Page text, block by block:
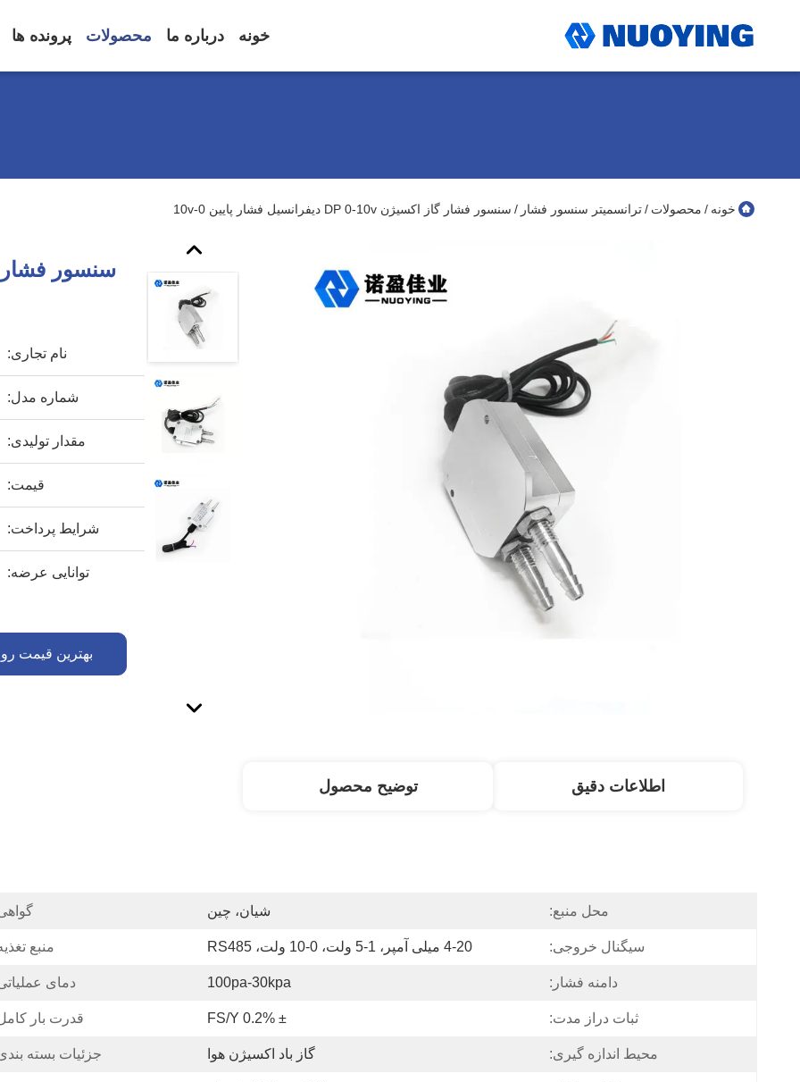
خونه درباره ما محصولات پرونده ها
خونه / محصولات /ترانسمیتر سنسور فشار / سنسور فشار گاز اکسیژن DP 0-10v دیفرانسیل فشار پایین 0-10v
نام تجاری:
شماره مدل:
مقدار تولیدی:
قیمت:
شرایط پرداخت:
توانایی عرضه:
بهترین قیمت
اطلاعات دقیق توضیح محصول
محل منبع: شیان، چین
سیگنال خروجی: 4-20 میلی آمپر، 1-5 ولت، 0-10 ولت، RS485 منبع
دامنه فشار: 100pa-30kpa دمای
ثبات دراز مدت: ± 0.2% FS/y قدرت بار
محیط اندازه گیری: گاز باد اکسیژن هوا جزئیات بسته